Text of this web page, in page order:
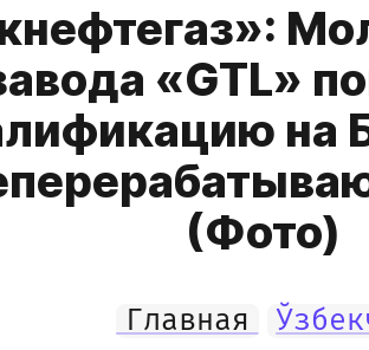
«GTL»
на
(Фото)
Главная